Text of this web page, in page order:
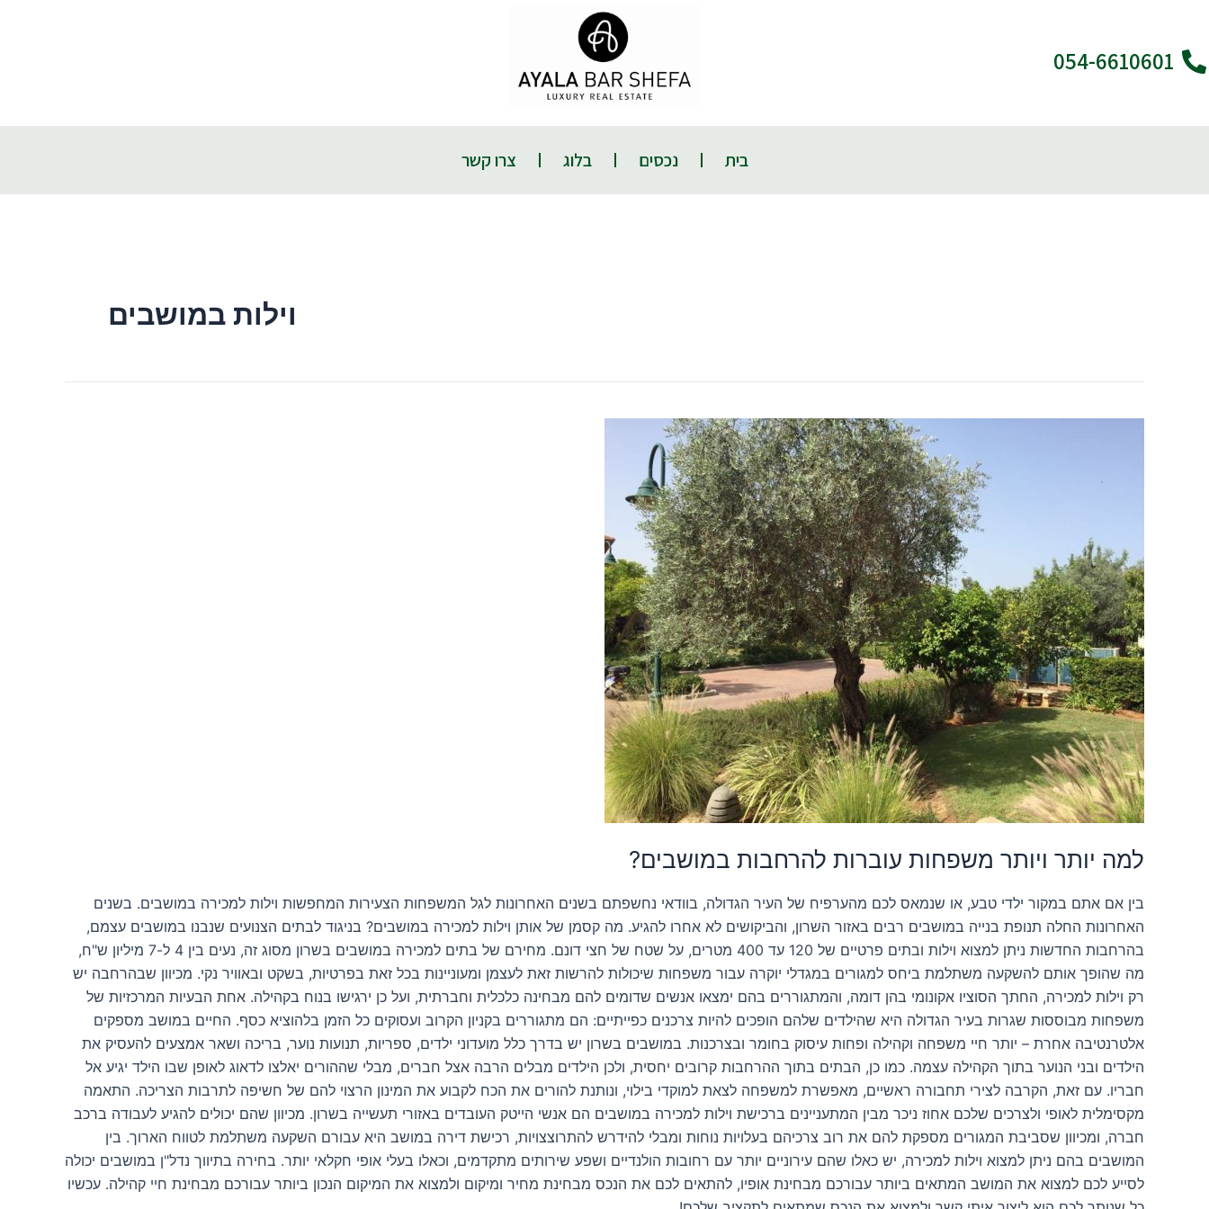
054-6610601
בית נכסים בלוג צרו קשר
וילות במושבים
למה יותר ויותר משפחות עוברות להרחבות במושבים?
בין אם אתם במקור ילדי טבע, או שנמאס לכם מהערפיח של העיר הגדולה, בוודאי נחשפתם בשנים האחרונות לגל המשפחות הצעירות המחפשות וילות למכירה במושבים. בשנים
האחרונות החלה תנופת בנייה במושבים רבים באזור השרון, והביקושים לא אחרו להגיע. מה קסמן של אותן וילות למכירה במושבים? בניגוד לבתים הצנועים שנבנו במושבים עצמם,
בהרחבות החדשות ניתן למצוא וילות ובתים פרטיים של 120 עד 400 מטרים, על שטח של חצי דונם. מחירם של בתים למכירה במושבים בשרון מסוג זה, נעים בין 4 ל-7 מיליון ש"ח,
מה שהופך אותם להשקעה משתלמת ביחס למגורים במגדלי יוקרה עבור משפחות שיכולות להרשות זאת לעצמן ומעוניינות בכל זאת בפרטיות, בשקט ובאוויר נקי. מכיוון שבהרחבה יש
רק וילות למכירה, החתך הסוציו אקונומי בהן דומה, והמתגוררים בהם ימצאו אנשים שדומים להם מבחינה כלכלית וחברתית, ועל כן ירגישו בנוח בקהילה. אחת הבעיות המרכזיות של
משפחות מבוססות שגרות בעיר הגדולה היא שהילדים שלהם הופכים להיות צרכנים כפייתיים: הם מתגוררים בקניון הקרוב ועסוקים כל הזמן בלהוציא כסף. החיים במושב מספקים
אלטרנטיבה אחרת – יותר חיי משפחה וקהילה ופחות עיסוק בחומר ובצרכנות. במושבים בשרון יש בדרך כלל מועדוני ילדים, ספריות, תנועות נוער, בריכה ושאר אמצעים להעסיק את
הילדים ובני הנוער בתוך הקהילה עצמה. כמו כן, הבתים בתוך ההרחבות קרובים יחסית, ולכן הילדים מבלים הרבה אצל חברים, מבלי שההורים יאלצו לדאוג לאופן שבו הילד יגיע אל
חבריו. עם זאת, הקרבה לצירי תחבורה ראשיים, מאפשרת למשפחה לצאת למוקדי בילוי, ונותנת להורים את הכח לקבוע את המינון הרצוי להם של חשיפה לתרבות הצריכה. התאמה
מקסימלית לאופי ולצרכים שלכם אחוז ניכר מבין המתעניינים ברכישת וילות למכירה במושבים הם אנשי הייטק העובדים באזורי תעשייה בשרון. מכיוון שהם יכולים להגיע לעבודה ברכב
חברה, ומכיוון שסביבת המגורים מספקת להם את רוב צרכיהם בעלויות נוחות ומבלי להידרש להתרוצצויות, רכישת דירה במושב היא עבורם השקעה משתלמת לטווח הארוך. בין
המושבים בהם ניתן למצוא וילות למכירה, יש כאלו שהם עירוניים יותר עם רחובות הולנדיים ושפע שירותים מתקדמים, וכאלו בעלי אופי חקלאי יותר. בחירה בתיווך נדל"ן במושבים יכולה
לסייע לכם למצוא את המושב המתאים ביותר עבורכם מבחינת אופיו, להתאים לכם את הנכס מבחינת מחיר ומיקום ולמצוא את המיקום הנכון ביותר עבורכם מבחינת חיי קהילה. עכשיו
להרחבות
במושבים?